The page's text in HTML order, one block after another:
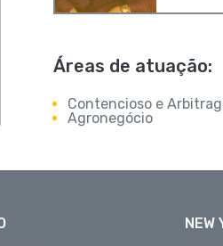
Áreas de atuação:
Contencioso e
Agronegócio
NEW